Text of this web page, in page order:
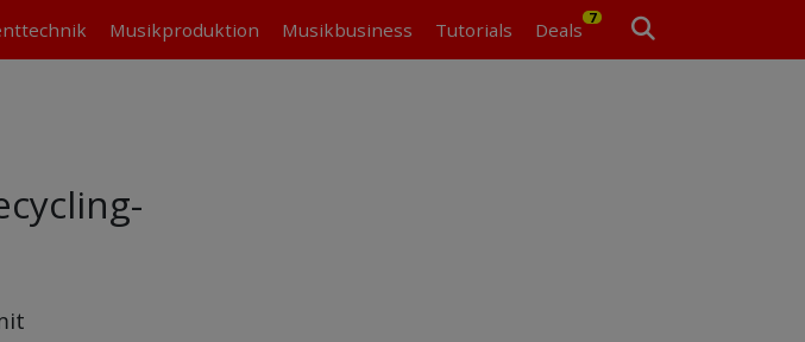
Musikproduktion Musikbusiness Tutorials Deals
7